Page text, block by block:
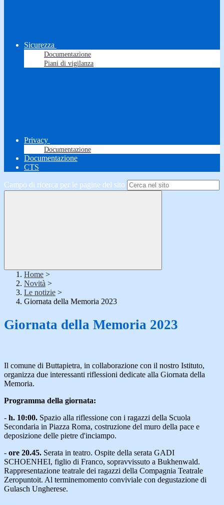
Sicurezza
Documentazione
Piani di vigilanza
Privacy
Documentazione
Documentazione
CTS
Campo di ricerca per le pagine del sito
Home >
Novità >
Le notizie >
Giornata della Memoria 2023
Giornata della Memoria 2023
Il comune di Buttapietra, in collaborazione con il nostro Istituto,
organizza due interessanti riflessioni dedicate alla Giornata della
Memoria.
Programma della giornata:
- h. 10:00. Spazio alla riflessione con i ragazzi della Scuola
Secondaria in Piazza Roma, costruzione del muro della pace e
deposizione delle pietre d'inciampo.
- ore 20.45. Serata in teatro. Ospite della serata GADI
SCHOENHEI, figlio di Franco, sopravvissuto a Bukhenwald.
Rappresentazione teatrale dei ragazzi della Compagnia Teatrale
Zeropuntoit. Al terminemomento conviviale con degustazione di
Gulasch Ungherese.